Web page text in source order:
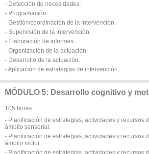
- Detección de necesidades.
- Programación.
- Gestión/coordinación de la intervención.
- Supervisión de la intervención.
- Elaboración de informes.
- Organización de la actuación.
- Desarrollo de la actuación.
- Aplicación de estrategias de intervención.
MÓDULO 5: Desarrollo cognitivo y
105 horas
- Planificación de estrategias, actividades y recursos
ámbito sensorial.
- Planificación de estrategias, actividades y recursos
ámbito motor.
- Planificación de estrategias, actividades y recursos